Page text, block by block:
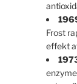
Frost
effekt